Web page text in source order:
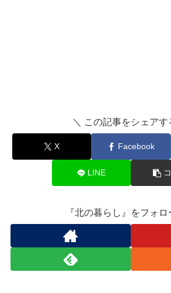
＼ この記事をシェアす
X Facebook
LINE
『北の暮らし』をフォロ